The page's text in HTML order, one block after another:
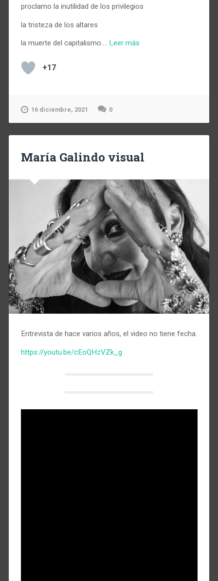
proclamo la inutilidad de los privilegios
la tristeza de los altares
la muerte del capitalismo.… Leer más
+17
16 diciembre, 2021 0
María Galindo visual
Entrevista de hace varios años, el video no tiene fecha.
https://youtu.be/cEoQHzVZk_g